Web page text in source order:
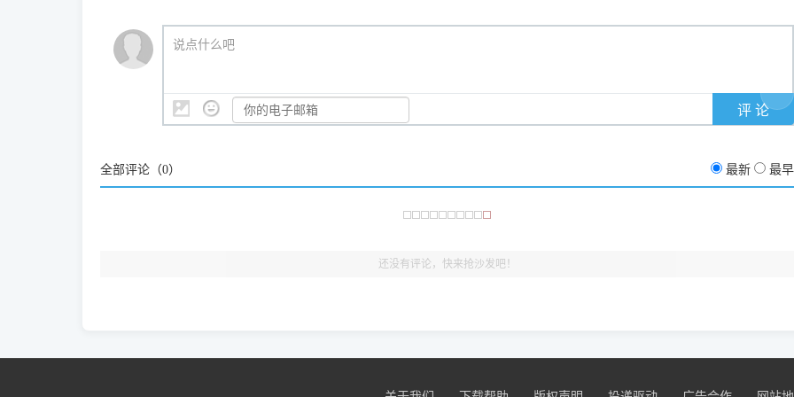
🎯 检验标准：只要驱动顺利装完，设备管理器内没有黄色感叹号，且打印测试能正常出纸，就说明已经完美兼容，无需纠
结显示名称上的细微差别。
说点什么吧
全部评论（0） 最新 最早
还没有评论，快来抢沙发吧！